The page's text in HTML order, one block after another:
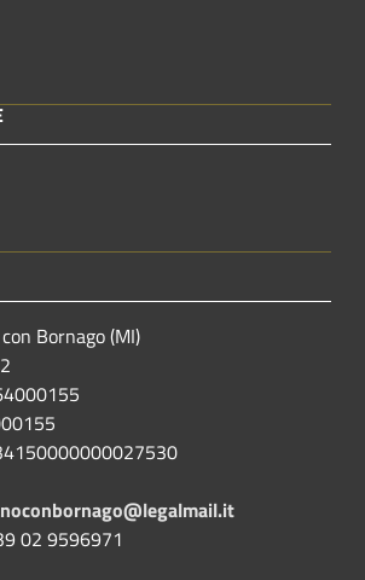
Bornago (MI)
02 9596971